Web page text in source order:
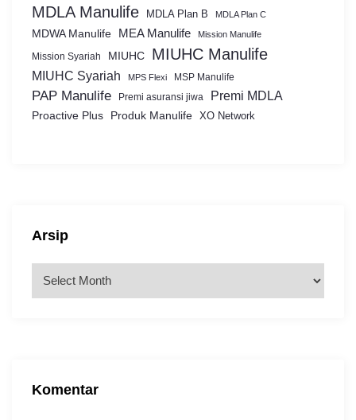
MDLA Manulife MDLA Plan B MDLA Plan C
MDWA Manulife MEA Manulife Mission Manulife
Mission Syariah MIUHC MIUHC Manulife
MIUHC Syariah MPS Flexi MSP Manulife
PAP Manulife Premi asuransi jiwa Premi MDLA
Proactive Plus Produk Manulife XO Network
Arsip
Komentar